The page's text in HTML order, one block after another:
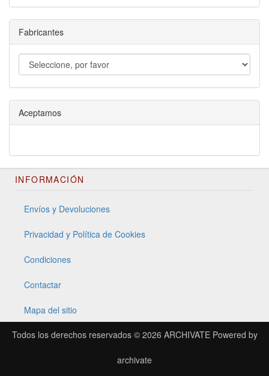
Fabricantes
Aceptamos
INFORMACIÓN
Envíos y Devoluciones
Privacidad y Política de Cookies
Condiciones
Contactar
Mapa del sitio
Todos los derechos reservados © 2026 ARCHIVATEPowered by
archivate